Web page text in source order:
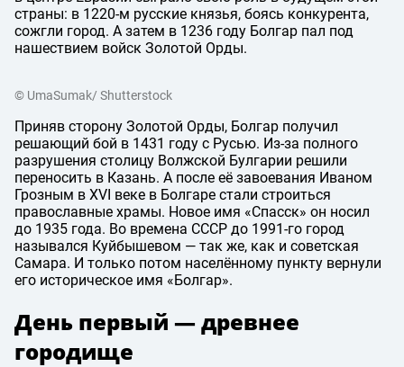
страны: в 1220-м русские князья, боясь конкурента,
сожгли город. А затем в 1236 году Болгар пал под
нашествием войск Золотой Орды.
© UmaSumak/ Shutterstock
Приняв сторону Золотой Орды, Болгар получил
решающий бой в 1431 году с Русью. Из-за полного
разрушения столицу Волжской Булгарии решили
переносить в Казань. А после её завоевания Иваном
Грозным в XVI веке в Болгаре стали строиться
православные храмы. Новое имя «Спасск» он носил
до 1935 года. Во времена СССР до 1991-го город
назывался Куйбышевом — так же, как и советская
Самара. И только потом населённому пункту вернули
его историческое имя «Болгар».
День первый — древнее
городище